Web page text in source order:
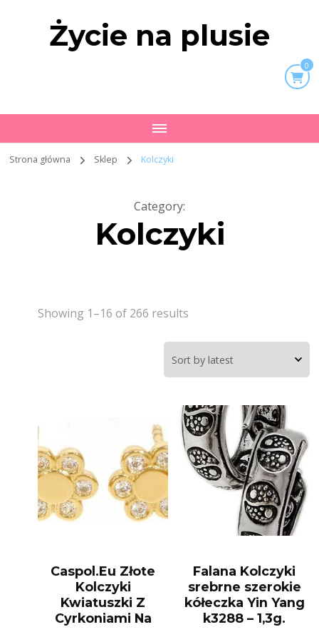
Życie na plusie
0
Strona główna Sklep Kolczyki
Category:
Kolczyki
Showing 1–16 of 266 results
Caspol.Eu Złote
Kolczyki
Kwiatuszki Z
Cyrkoniami Na
Falana Kolczyki
srebrne szerokie
kółeczka Yin Yang
k3288 – 1,3g.